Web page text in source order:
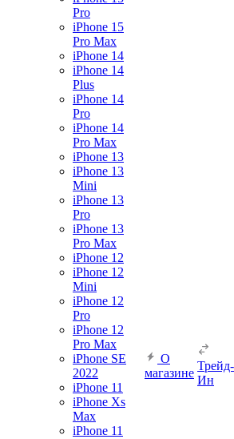
Pro
iPhone 15
Pro Max
iPhone 14
iPhone 14
Plus
iPhone 14
Pro
iPhone 14
Pro Max
iPhone 13
iPhone 13
Mini
iPhone 13
Pro
iPhone 13
Pro Max
iPhone 12
iPhone 12
Mini
iPhone 12
Pro
iPhone 12
Pro Max
iPhone SE
2022
iPhone 11
iPhone Xs
Max
iPhone 11
О
магазине
Трейд-
Ин